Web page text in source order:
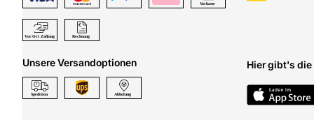
Unsere Versandoptionen Hier gibt's